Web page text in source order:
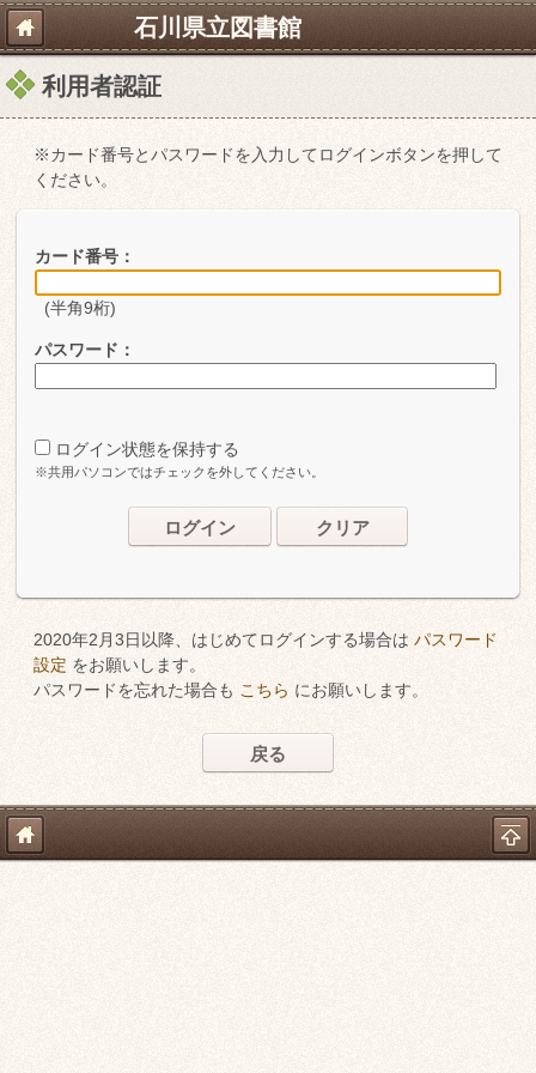
石川県立図書館
利用者認証
※カード番号とパスワードを入力してログインボタンを押して
ください。
カード番号：
(半角9桁)
パスワード：
ログイン状態を保持する
※共用パソコンではチェックを外してください。
ログイン クリア
2020年2月3日以降、はじめてログインする場合は パスワード
設定 をお願いします。
パスワードを忘れた場合も こちら にお願いします。
戻る